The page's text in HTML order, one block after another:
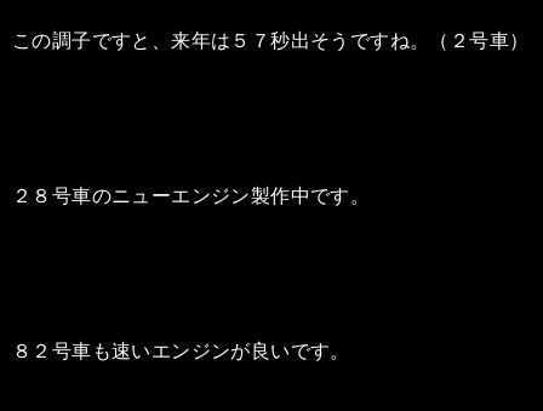
この調子ですと、来年は５７秒出そうですね。（２号車）
２８号車のニューエンジン製作中です。
８２号車も速いエンジンが良いです。